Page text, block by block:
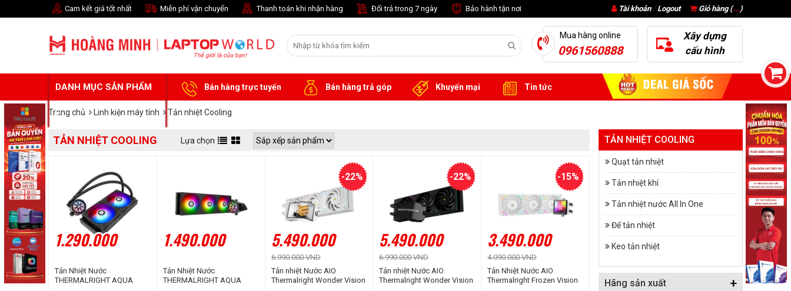
Cam kết giá tốt nhất Miễn phí vận chuyển Thanh toán khi nhận hàng Đổi trả trong 7 ngày Bảo hành tận nơi Giỏ hàng (...)
Tài khoản/ Logout
Mua hàng online
0961560888
Xây dựng
cấu hình
DANH MỤC SẢN PHẨM Bán hàng trực tuyến Bán hàng trả góp Khuyến mại Tin tức
Trang chủ Linh kiện máy tính Tản nhiệt Cooling
TẢN NHIỆT COOLING Lựa chọn
1.290.000
Tản Nhiệt Nước
THERMALRIGHT AQUA
1.490.000
Tản Nhiệt Nước
THERMALRIGHT AQUA
5.490.000
6.990.000 VND
-22%
Tản nhiệt Nước AIO
Thermalright Wonder Vision
5.490.000
6.990.000 VND
-22%
Tản nhiệt Nước AIO
Thermalright Wonder Vision
3.490.000
4.090.000 VND
-15%
Tản Nhiệt Nước AIO
Thermalright Frozen Vision
TẢN NHIỆT COOLING
Quạt tản nhiệt
Tản nhiệt khí
Tản nhiệt nước All In One
Đế tản nhiệt
Keo tản nhiệt
Hãng sản xuất +